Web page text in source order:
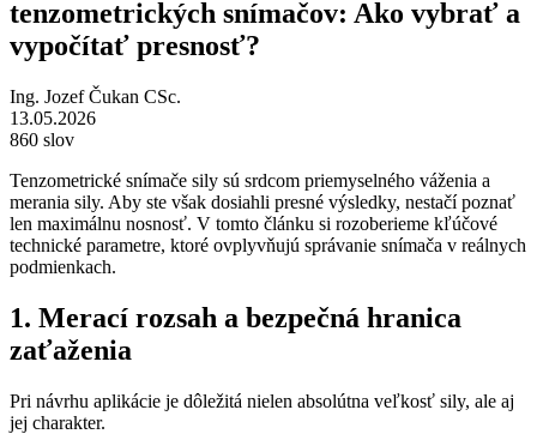
tenzometrických snímačov: Ako vybrať a
vypočítať presnosť?
Ing. Jozef Čukan CSc.
13.05.2026
860 slov
Tenzometrické snímače sily sú srdcom priemyselného váženia a
merania sily. Aby ste však dosiahli presné výsledky, nestačí poznať
len maximálnu nosnosť. V tomto článku si rozoberieme kľúčové
technické parametre, ktoré ovplyvňujú správanie snímača v reálnych
podmienkach.
1. Merací rozsah a bezpečná hranica
zaťaženia
Pri návrhu aplikácie je dôležitá nielen absolútna veľkosť sily, ale aj
jej charakter.